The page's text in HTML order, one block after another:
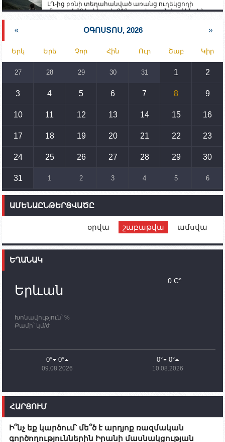
ԼՂ-ից բռնի տեղահանված առանց ուղեկցողի
մնացած 20 երեխա և 216 տարեց գտնվում են ՀՀ
նախարարության հոգածության ներքո
Իրանը կողմ է տարածաշրջանի համար շահավետ
տրանսպորտային հաղորդակցությունների
զարգացմանը, սակայն ոչ՝ միջազգային
սահմանների փոփոխությանը
15:10 02.10.2023
սպառնալիքները կասեցնելու համար. իսպանացի
պատգամավորը Գորիսում է
14:54 02.10.2023
տեղակայված հայկական դիրքերի անձնակազմի
ունեն. կիպրոսցի խորհրդարանականը՝ Ալեն
Ֆրանսիայի ԱԳ նախարարը կայցելի Հայաստան
պատասխանատուներ կմնան ԼՂ-ում՝ մինչև
որոնողափրկարարական աշխատանքների
11:03
ՄԱԿ-ի առաքելությունը շատ, շատ, շատ օգտակար
Ադրբեջանի փոխվարչապետն այսօր կմեկնի
Ստեփանակերտ
10:07 02.10.2023
09:38 02.10.2023
« ՕԳՈՍՏՈՍ, 2026 »
Երկ Երե Չոր Հին Ուր Շաբ Կիր
27 28 29 30 31 1 2
3 4 5 6 7 8 9
10 11 12 13 14 15 16
17 18 19 20 21 22 23
24 25 26 27 28 29 30
31 1 2 3 4 5 6
ԱՄԵՆԱԸՆԹԵՐՑՎԱԾԸ
օրվա շաբաթվա ամսվա
ԵՂԱՆԱԿ
Երևան
Խոնավություն՝ %
Քամի՝ կմ/ժ
0 C°
0° 0°
09.08.2026
0° 0°
10.08.2026
ՀԱՐՑՈՒՄ
Ի՞նչ եք կարծում՝ մե՞ծ է արդյոք ռազմական
գործողություններին Իրանի մասնակցության